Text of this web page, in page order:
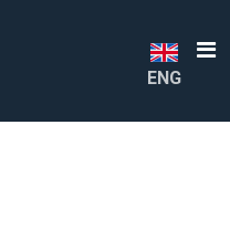
ENG